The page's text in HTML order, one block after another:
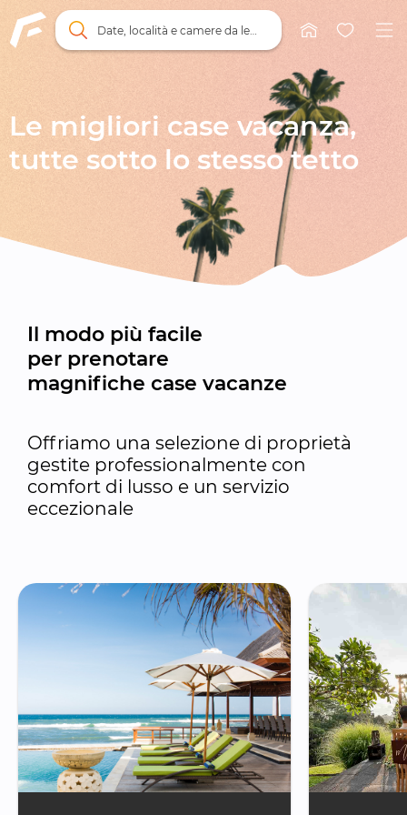
Le migliori case vacanza,
tutte sotto lo stesso tetto
Il modo più facile
per prenotare
magnifiche case vacanze
Offriamo una selezione di proprietà
gestite professionalmente con
comfort di lusso e un servizio
eccezionale